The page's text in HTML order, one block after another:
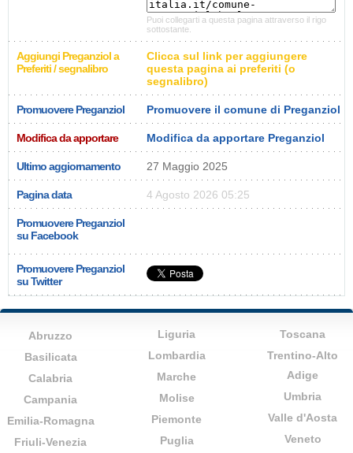
Puoi collegarti a questa pagina attraverso il rigo
sottostante.
Aggiungi Preganziol a
Preferiti / segnalibro
Clicca sul link per aggiungere
questa pagina ai preferiti (o
segnalibro)
Promuovere Preganziol Promuovere il comune di Preganziol
Modifica da apportare Modifica da apportare Preganziol
Ultimo aggiornamento 27 Maggio 2025
Pagina data 4 Agosto 2026 05:25
Promuovere Preganziol
su Facebook
Promuovere Preganziol
su Twitter
Abruzzo
Basilicata
Calabria
Campania
Emilia-Romagna
Friuli-Venezia
Liguria
Lombardia
Marche
Molise
Piemonte
Puglia
Toscana
Trentino-Alto
Adige
Umbria
Valle d'Aosta
Veneto